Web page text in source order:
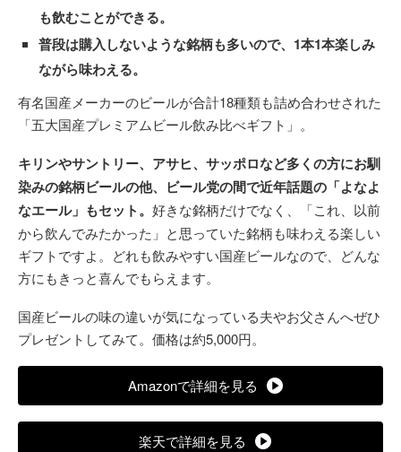
も飲むことができる。
普段は購入しないような銘柄も多いので、1本1本楽しみ
ながら味わえる。
有名国産メーカーのビールが合計18種類も詰め合わせされた
「五大国産プレミアムビール飲み比べギフト」。
キリンやサントリー、アサヒ、サッポロなど多くの方にお馴
染みの銘柄ビールの他、ビール党の間で近年話題の「よなよ
なエール」もセット。 好きな銘柄だけでなく、「これ、以前
から飲んでみたかった」と思っていた銘柄も味わえる楽しい
ギフトですよ。どれも飲みやすい国産ビールなので、どんな
方にもきっと喜んでもらえます。
国産ビールの味の違いが気になっている夫やお父さんへぜひ
プレゼントしてみて。価格は約5,000円。
Amazonで詳細を見る
楽天で詳細を見る